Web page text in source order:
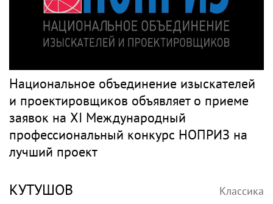
Национальное объединение изыскателей
и проектировщиков объявляет о приеме
заявок на XI Международный
профессиональный конкурс НОПРИЗ на
лучший проект
КУТУШОВ Классика